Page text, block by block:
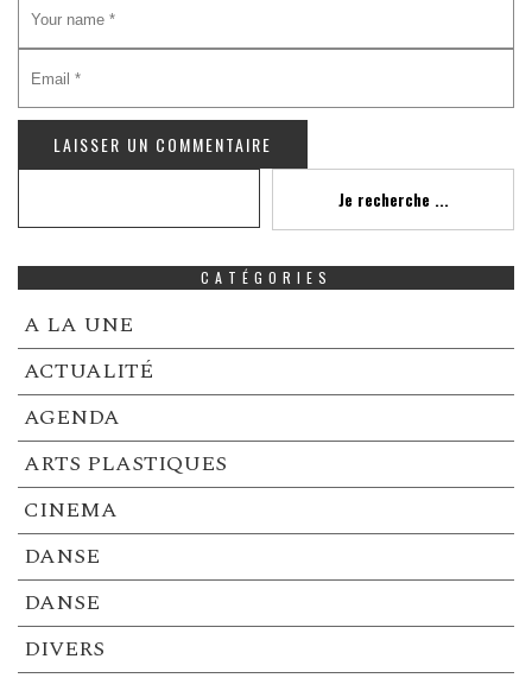
Je recherche ...
CATÉGORIES
A LA UNE
ACTUALITÉ
AGENDA
ARTS PLASTIQUES
CINEMA
DANSE
DANSE
DIVERS